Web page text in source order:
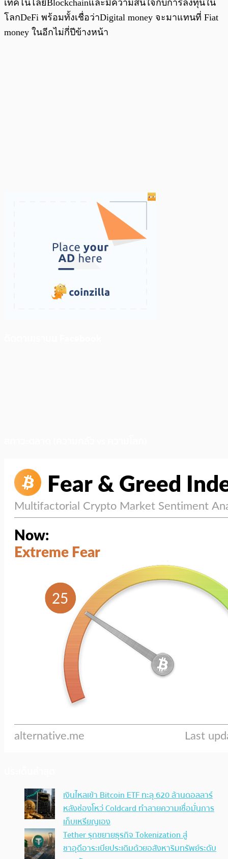
เทคโนโลยีBlockchainและมีความสนใจกับการลงทุนใน
โลกDeFi พร้อมทั้งเชื่อว่าDigital money จะมาแทนที่ Fiat
money ในอีกไม่กี่ปีข้างหน้า
เงินไหลเข้า Bitcoin ETF ทะลุ 620 ล้านดอลลาร์
หลังช่องโหว่ Coldcard ทำลายความเชื่อมั่นการ
เก็บเหรียญเอง
Tether รุกขยายธุรกิจ Tokenization สู่
ซาอุดีอาระเบียประเดิมด้วยอสังหาริมทรัพย์ระดับ